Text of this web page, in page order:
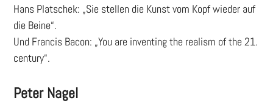
Hans Platschek: „Sie stellen die Kunst vom Kopf wieder auf
die Beine“.
Und Francis Bacon: „You are inventing the realism of the 21.
century“.
Peter Nagel